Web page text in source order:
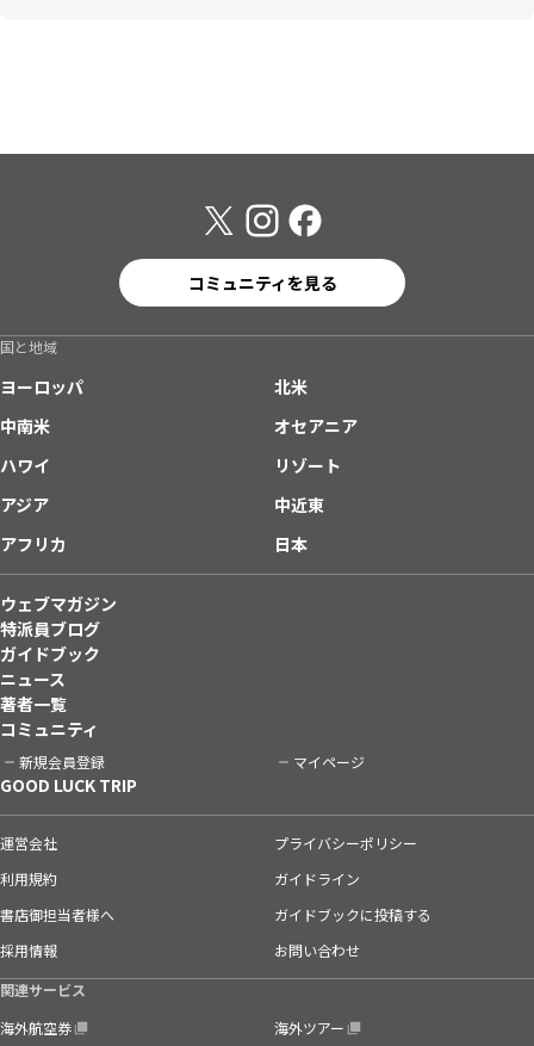
コミュニティを見る
国と地域
ヨーロッパ
北米
中南米
オセアニア
ハワイ
リゾート
アジア
中近東
アフリカ
日本
ウェブマガジン
特派員ブログ
ガイドブック
ニュース
著者一覧
コミュニティ
新規会員登録 マイページ
GOOD LUCK TRIP
運営会社
プライバシーポリシー
利用規約
ガイドライン
書店御担当者様へ
ガイドブックに投稿する
採用情報
お問い合わせ
関連サービス
海外航空券
海外ツアー